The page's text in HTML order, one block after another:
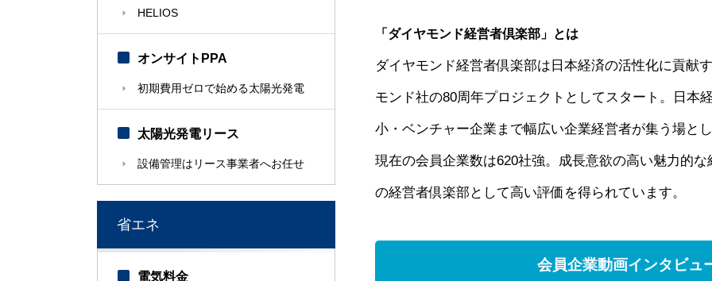
「ダイヤモンド経営者倶楽部」とは
ダイヤモンド経営者倶楽部は日本経済の活性化に貢献
モンド社の80周年プロジェクトとしてスタート。日本
小・ベンチャー企業まで幅広い企業経営者が集う場と
現在の会員企業数は620社強。成長意欲の高い魅力的
の経営者倶楽部として高い評価を得られています。
会員企業動画インタビュ
HELIOS
オンサイトPPA
初期費用ゼロで始める太陽光発電
太陽光発電リース
設備管理はリース事業者へお任せ
省エネ
電気料金